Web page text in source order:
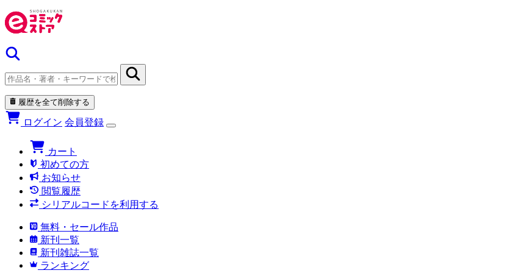
履歴を全て削除する
ログイン 会員登録
カート
初めての方
お知らせ
閲覧履歴
シリアルコードを利用する
無料・セール作品
新刊一覧
新刊雑誌一覧
ランキング